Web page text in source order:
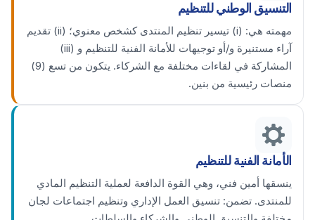
التنسيق الوطني للتنظيم
مهمته هي: (i) تيسير تنظيم المنتدى كشخص معنوي؛ (ii) تقديم
آراء مستنيرة و/أو توجيهات للأمانة الفنية للتنظيم و (iii)
المشاركة في لقاءات مختلفة مع الشركاء. يتكون من تسع (9)
منصات رئيسية من بنين.
الأمانة الفنية للتنظيم
ينسقها أمين فني، وهي القوة الدافعة لعملية التنظيم المادي
للمنتدى. تضمن: تنسيق العمل الإداري وتنظيم اجتماعات لجان